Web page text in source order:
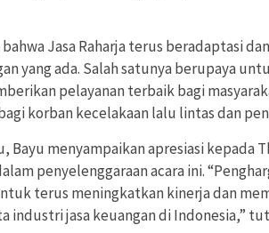
Jasa Raharja terus beradaptasi
yang ada. Salah satunya berupaya
pelayanan terbaik bagi
korban kecelakaan lalu lintas dan
Bayu menyampaikan apresiasi kepada
penyelenggaraan acara ini.
terus meningkatkan kinerja dan
industri jasa keuangan di Indonesia,”